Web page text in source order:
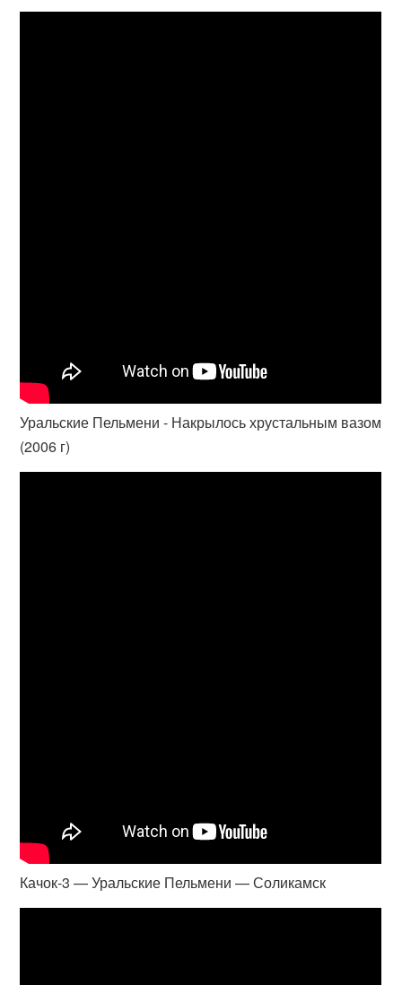
Уральские Пельмени - Накрылось хрустальным вазом
(2006 г)
Качок-3 — Уральские Пельмени — Соликамск